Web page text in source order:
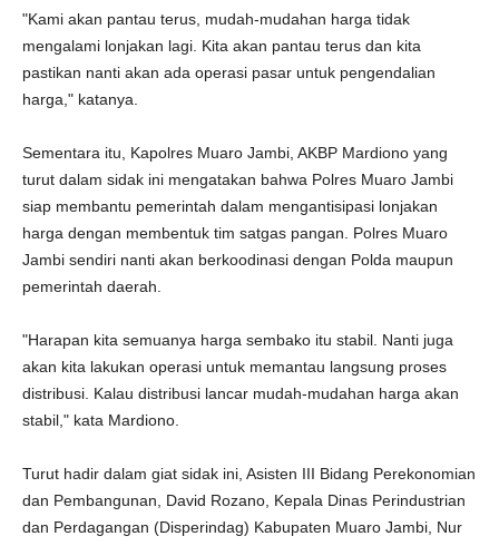
"Kami akan pantau terus, mudah-mudahan harga tidak
mengalami lonjakan lagi. Kita akan pantau terus dan kita
pastikan nanti akan ada operasi pasar untuk pengendalian
harga," katanya.
Sementara itu, Kapolres Muaro Jambi, AKBP Mardiono yang
turut dalam sidak ini mengatakan bahwa Polres Muaro Jambi
siap membantu pemerintah dalam mengantisipasi lonjakan
harga dengan membentuk tim satgas pangan. Polres Muaro
Jambi sendiri nanti akan berkoodinasi dengan Polda maupun
pemerintah daerah.
"Harapan kita semuanya harga sembako itu stabil. Nanti juga
akan kita lakukan operasi untuk memantau langsung proses
distribusi. Kalau distribusi lancar mudah-mudahan harga akan
stabil," kata Mardiono.
Turut hadir dalam giat sidak ini, Asisten III Bidang Perekonomian
dan Pembangunan, David Rozano, Kepala Dinas Perindustrian
dan Perdagangan (Disperindag) Kabupaten Muaro Jambi, Nur